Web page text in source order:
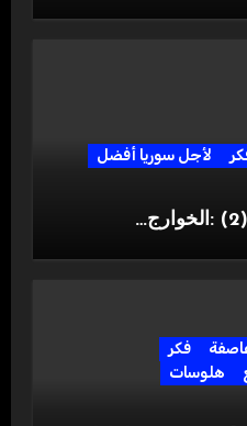
لأجل سوريا أفضل
فكر
هلوسات